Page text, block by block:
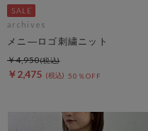
archives
メニ―ロゴ刺繍ニット
￥2,475 50％OFF
￥4,950